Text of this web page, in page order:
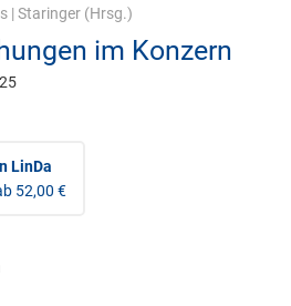
| Staringer (Hrsg.)
im Konzern
LinDa
52,00 €